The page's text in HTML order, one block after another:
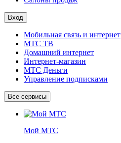
Вход
Мобильная связь и интернет
МТС ТВ
Домашний интернет
Интернет-магазин
МТС Деньги
Управление подписками
Все сервисы
Мой МТС